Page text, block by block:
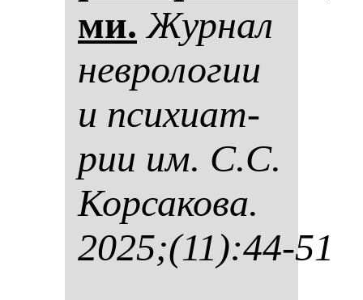
ми. Жур­нал
нев­ро­ло­гии
и пси­хи­ат­
рии им. С.С.
Кор­са­ко­ва.
2025;(11):44-51